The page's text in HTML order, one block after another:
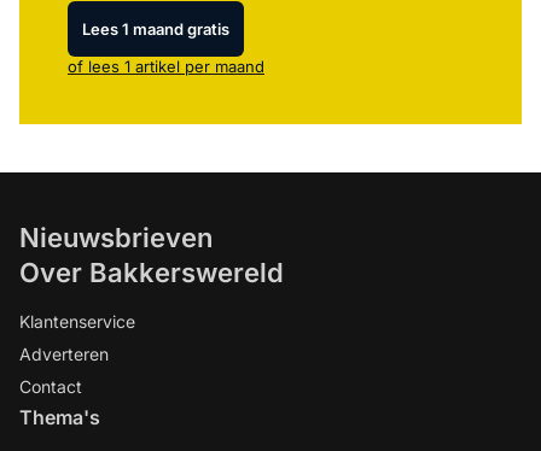
Lees 1 maand gratis
of lees 1 artikel per maand
Nieuwsbrieven
Over Bakkerswereld
Klantenservice
Adverteren
Contact
Thema's